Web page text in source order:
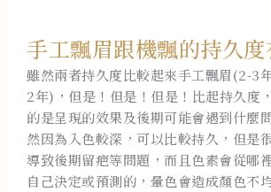
手工飄眉跟機飄的持久度
雖然兩者持久度比較起來手工飄眉(2-3
2年)，但是！但是！但是！比起持久度
的是呈現的效果及後期可能會遇到什麼
然因為入色較深，可以比較持久，但是
導致後期留疤等問題，而且色素會從哪
自己決定或預測的，暈色會造成顏色不